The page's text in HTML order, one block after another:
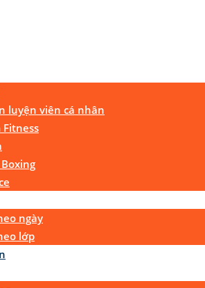
luyện viên cá nhân
Fitness
ngày
lớp